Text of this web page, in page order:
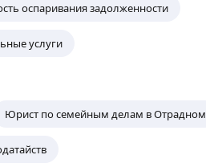
оспаривания задолженности
услуги
Юрист по семейным делам в Отрадном